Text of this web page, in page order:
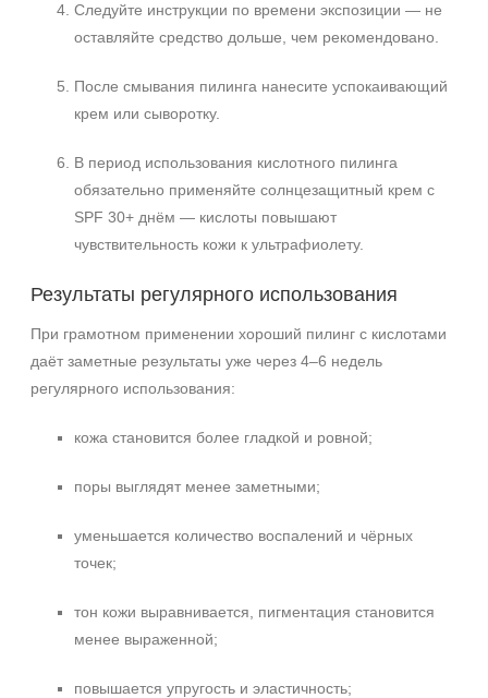
Следуйте инструкции по времени экспозиции — не
оставляйте средство дольше, чем рекомендовано.
После смывания пилинга нанесите успокаивающий
крем или сыворотку.
В период использования кислотного пилинга
обязательно применяйте солнцезащитный крем с
SPF 30+ днём — кислоты повышают
чувствительность кожи к ультрафиолету.
Результаты регулярного использования
При грамотном применении хороший пилинг с кислотами
даёт заметные результаты уже через 4–6 недель
регулярного использования:
кожа становится более гладкой и ровной;
поры выглядят менее заметными;
уменьшается количество воспалений и чёрных
точек;
тон кожи выравнивается, пигментация становится
менее выраженной;
повышается упругость и эластичность;